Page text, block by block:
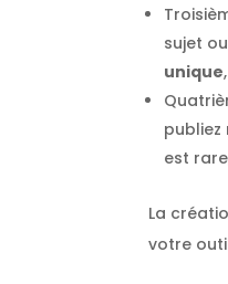
sujet
unique
publiez
est
La
votre